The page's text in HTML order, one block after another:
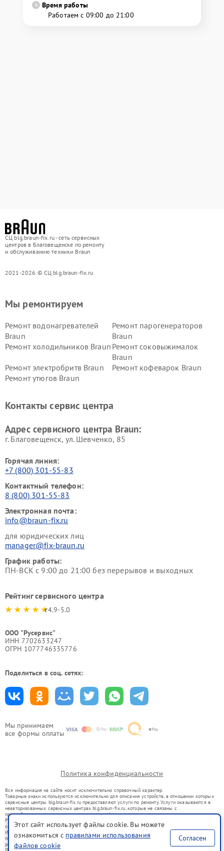
Время работы
Работаем с 09:00 до 21:00
СЦ blg.braun-fix.ru - сеть сервисных
центров в Благовещенске по ремонту
и обслуживанию техники Braun
2021-2026 © СЦ blg.braun-fix.ru
Мы принимаем
все формы оплаты
Мы ремонтируем
Ремонт водонагревателей
Braun
Ремонт парогенераторов
Braun
Ремонт холодильников Braun Ремонт соковыжималок
Braun
Ремонт электробритв Braun
Ремонт кофеварок Braun
Ремонт утюгов Braun
Контакты сервис центра
Адрес сервисного центра Braun:
г. Благовещенск, ул. Шевченко, 85
Горячая линия:
+7 (800) 301-55-83
Контактный телефон:
8 (800) 301-55-83
Электронная почта:
info@braun-fix.ru
для юридических лиц
manager@fix-braun.ru
График работы:
ПН-ВСК с 9:00 до 21:00 без перерывов и выходных
Рейтинг сервисного центра
4.9-5.0
ООО "Русервис"
ИНН 7702633247
ОГРН 1077746335776
Поделиться в соц. сетях:
Политика конфиденциальности
Вся информация на сайте носит исключительно справочный характер.
Товарные знаки используются исключительно для описания устройств, в отношении которых
сервисные центры blg.braun-fix.ru предоставляют услуги по ремонту. Услуги оказываются в
неавторизованных сервисных центрах blg.braun-fix.ru, которые не связаны с
правообладателями товарных знаков или их официальными представителями.
Ремонт осуществляется для устройств, уже введенных в гражданский оборот в соответствии
со статьей 1487 ГК РФ.
Использование товарных знаков не преследует цели индивидуализации услуг или введения
потребителей в заблуждение, а служит для информирования о предоставляемых услугах по
ремонту техники указанных брендов.
Этот сайт использует файлы cookie. Вы можете
ознакомиться с правилами использования
файлов cookie
Согласен